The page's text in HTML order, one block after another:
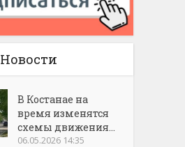
Новости
В Костанае на
время изменятся
схемы движения...
06.05.2026 14:35